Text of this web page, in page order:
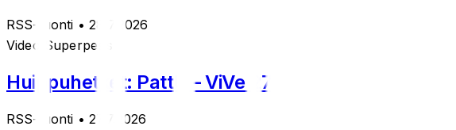
RSS-tuonti • 28.7.2026
Videot
Superpesis
Huippuhetket: PattU – ViVe 27.7.
RSS-tuonti • 27.7.2026